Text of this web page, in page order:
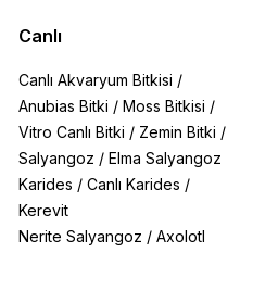
Canlı
Canlı Akvaryum Bitkisi /
Anubias Bitki / Moss Bitkisi /
Vitro Canlı Bitki / Zemin Bitki /
Salyangoz / Elma Salyangoz
Karides / Canlı Karides /
Kerevit
Nerite Salyangoz / Axolotl